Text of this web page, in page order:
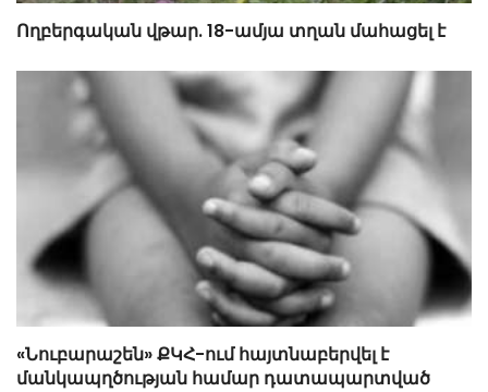
Ողբերգական վթար. 18-ամյա տղան մահացել է
«Նուբարաշեն» ՔԿՀ-ում հայտնաբերվել է
մանկապղծության համար դատապարտված